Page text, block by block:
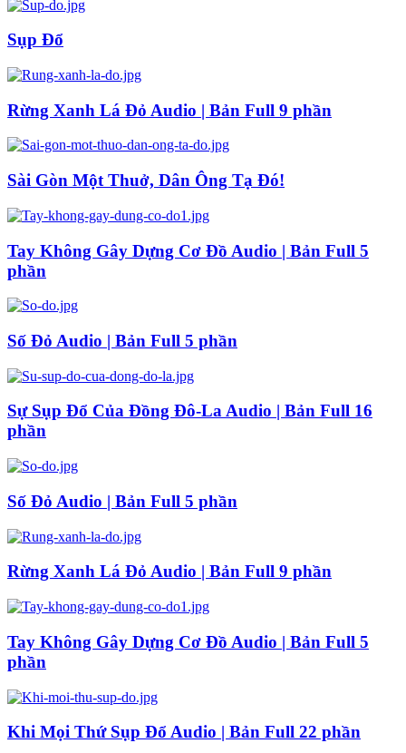
Sụp Đổ
Rừng Xanh Lá Đỏ Audio | Bản Full 9 phần
Sài Gòn Một Thuở, Dân Ông Tạ Đó!
Tay Không Gây Dựng Cơ Đồ Audio | Bản Full 5
phần
Số Đỏ Audio | Bản Full 5 phần
Sự Sụp Đổ Của Đồng Đô-La Audio | Bản Full 16
phần
Số Đỏ Audio | Bản Full 5 phần
Rừng Xanh Lá Đỏ Audio | Bản Full 9 phần
Tay Không Gây Dựng Cơ Đồ Audio | Bản Full 5
phần
Khi Mọi Thứ Sụp Đổ Audio | Bản Full 22 phần